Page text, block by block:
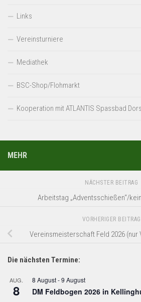
Links
Vereinsturniere
Mediathek
BSC-Shop/Flohmarkt
Kooperation mit ATLANTIS Spassbad
MEHR
NÄCHSTER BEITRAG
Arbeitstag „Adventsschießen“/
VORHERIGER BEITRAG
Vereinsmeisterschaft Feld 2026
Die nächsten Termine:
AUG.
8
8 August-9 August
DM Feldbogen 2026 in